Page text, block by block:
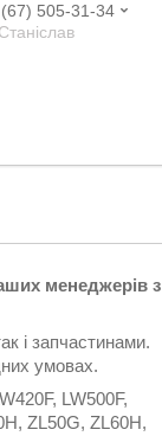
505-31-34
Станіслав
менеджерів з
і запчастинами.
умовах.
LW500F,
ZL50G, ZL60H,